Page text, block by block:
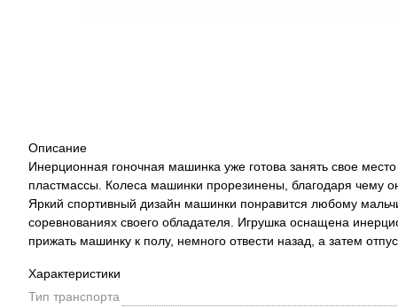
Описание
Инерционная гоночная машинка уже готова занять свое
пластмассы. Колеса машинки прорезинены, благодаря чему
Яркий спортивный дизайн машинки понравится любому
соревнованиях своего обладателя. Игрушка оснащена
прижать машинку к полу, немного отвести назад, а затем
Характеристики
Тип транспорта